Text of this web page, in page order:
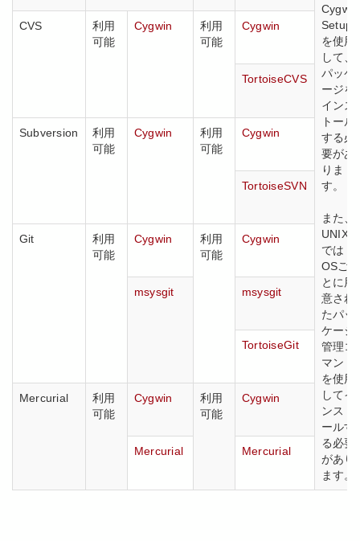
Cygwin
Setup
を使用
して、
パッケ
ージを
インス
トール
する必
要があ
りま
す。
また、
UNIX
では
OSご
とに用
意され
たパッ
ケージ
管理コ
マンド
を使用
してイ
ンスト
ールす
る必要
があり
ます。
CVS
利用
可能
Cygwin
利用
可能
Cygwin
TortoiseCVS
Subversion
利用
可能
Cygwin
利用
可能
Cygwin
TortoiseSVN
Git
利用
可能
Cygwin
利用
可能
Cygwin
msysgit msysgit
TortoiseGit
Mercurial
利用
可能
Cygwin
利用
可能
Cygwin
Mercurial Mercurial